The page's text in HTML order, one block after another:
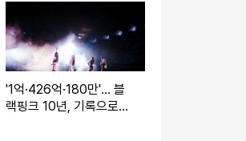
'1억·426억·180만'… 블
랙핑크 10년, 기록으로